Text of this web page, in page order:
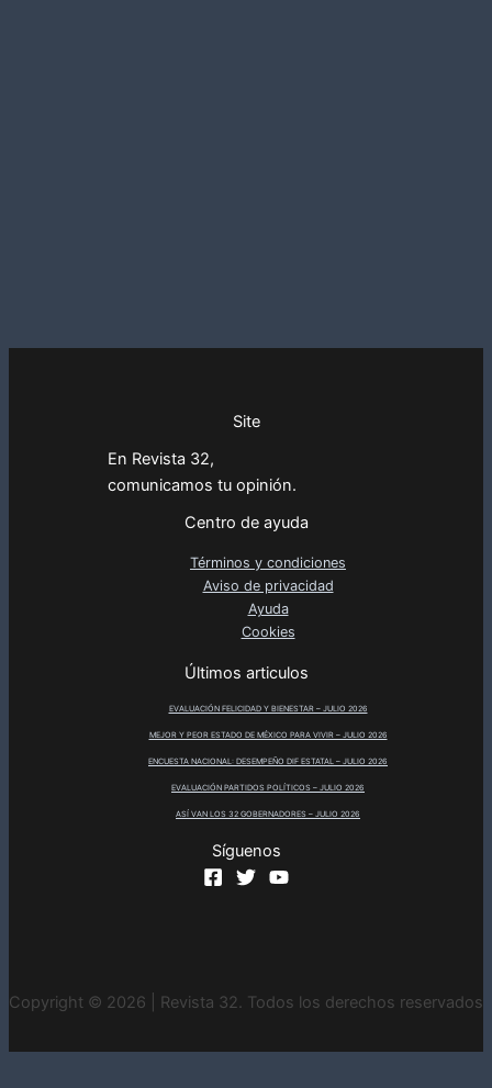
Site
En Revista 32,
comunicamos tu opinión.
Centro de ayuda
Términos y condiciones
Aviso de privacidad
Ayuda
Cookies
Últimos articulos
EVALUACIÓN FELICIDAD Y BIENESTAR – JULIO 2026
MEJOR Y PEOR ESTADO DE MÉXICO PARA VIVIR – JULIO 2026
ENCUESTA NACIONAL: DESEMPEÑO DIF ESTATAL – JULIO 2026
EVALUACIÓN PARTIDOS POLÍTICOS – JULIO 2026
ASÍ VAN LOS 32 GOBERNADORES – JULIO 2026
Síguenos
Copyright © 2026 | Revista 32. Todos los derechos reservados